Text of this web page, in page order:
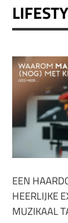
EEN
HEERLIJKE
MUZIKAAL